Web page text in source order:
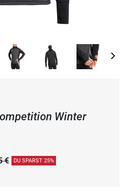
Winter
€ DU SPARST 25%